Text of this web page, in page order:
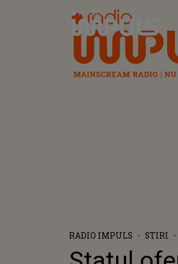
Radio Impuls
RADIO IMPULS STIRI